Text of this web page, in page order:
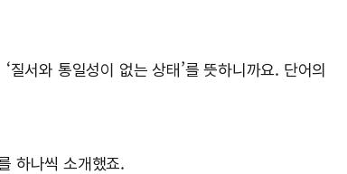
서와 통일성이 없는 상태’를 뜻하니까요. 단어의
하나씩 소개했죠.